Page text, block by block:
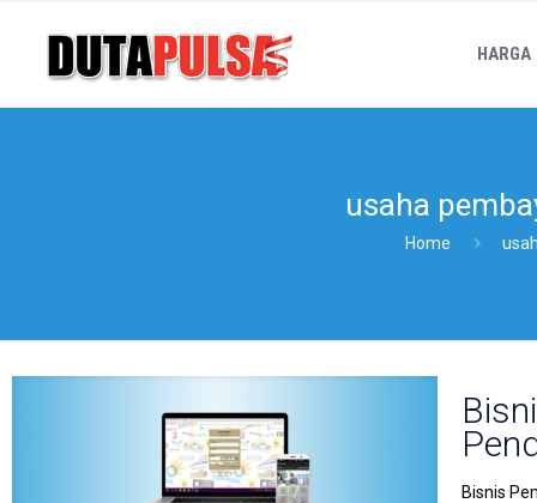
HARGA
usaha
Home
Bisnis